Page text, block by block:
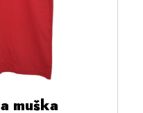
muška